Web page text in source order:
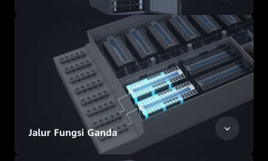
Jalur Fungsi Ganda